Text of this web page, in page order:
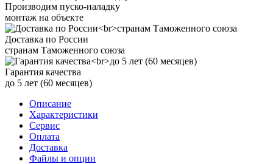
Производим пуско-наладку
монтаж на объекте
Доставка по России
странам Таможенного союза
Гарантия качества
до 5 лет (60 месяцев)
Описание
Характеристики
Сервис
Оплата
Доставка
Файлы и опции